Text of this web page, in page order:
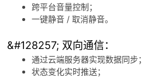
跨平台音量控制；
一键静音 / 取消静音。
&#128257; 双向通信：
通过云端服务器实现数据同步；
状态变化实时推送；